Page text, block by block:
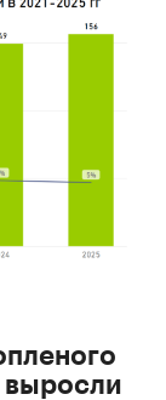
выросли